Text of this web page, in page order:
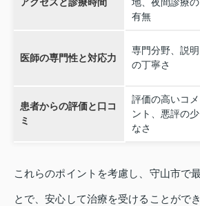
有無
医師の専門性と対応力
専門分野、説明
の丁寧さ
患者からの評価と口コ
ミ
評価の高いコメ
ント、悪評の少
なさ
これらのポイントを考慮し、守山市で
とで、安心して治療を受けることがで